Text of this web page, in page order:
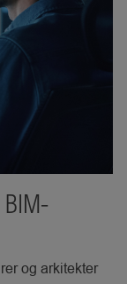
og arkitekter